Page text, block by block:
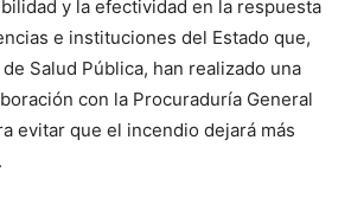
y la efectividad en la respuesta
e instituciones del Estado que,
Salud Pública, han realizado una
con la Procuraduría General
evitar que el incendio dejará más